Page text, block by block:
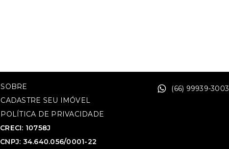
SOBRE
CADASTRE SEU IMÓVEL
POLÍTICA DE PRIVACIDADE
CRECI: 10758J
CNPJ: 34.640.056/0001-22
(66) 99939-3003